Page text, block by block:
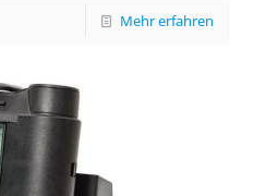
Mehr erfahren